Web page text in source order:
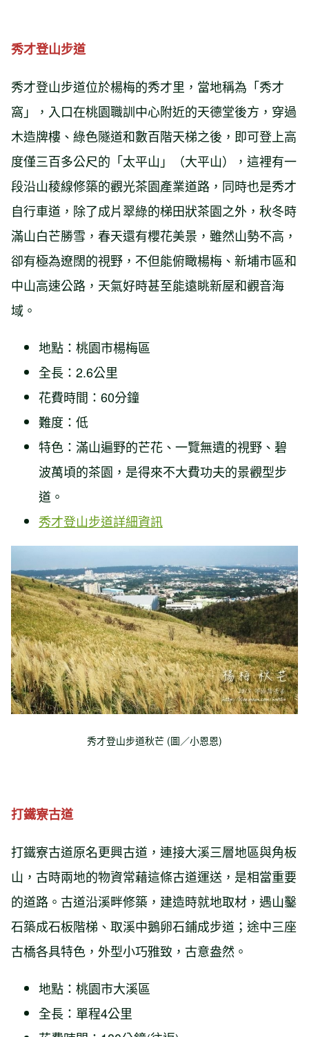
秀才登山步道
秀才登山步道位於楊梅的秀才里，當地稱為「秀才
窩」，入口在桃園職訓中心附近的天德堂後方，穿過
木造牌樓、綠色隧道和數百階天梯之後，即可登上高
度僅三百多公尺的「太平山」（大平山），這裡有一
段沿山稜線修築的觀光茶園產業道路，同時也是秀才
自行車道，除了成片翠綠的梯田狀茶園之外，秋冬時
滿山白芒勝雪，春天還有櫻花美景，雖然山勢不高，
卻有極為遼闊的視野，不但能俯瞰楊梅、新埔市區和
中山高速公路，天氣好時甚至能遠眺新屋和觀音海
域。
地點：桃園市楊梅區
全長：2.6公里
花費時間：60分鐘
難度：低
特色：滿山遍野的芒花、一覽無遺的視野、碧
波萬頃的茶園，是得來不大費功夫的景觀型步
道。
秀才登山步道詳細資訊
秀才登山步道秋芒 (圖／小恩恩)
打鐵寮古道
打鐵寮古道原名更興古道，連接大溪三層地區與角板
山，古時兩地的物資常藉這條古道運送，是相當重要
的道路。古道沿溪畔修築，建造時就地取材，遇山鑿
石築成石板階梯、取溪中鵝卵石鋪成步道；途中三座
古橋各具特色，外型小巧雅致，古意盎然。
地點：桃園市大溪區
全長：單程4公里